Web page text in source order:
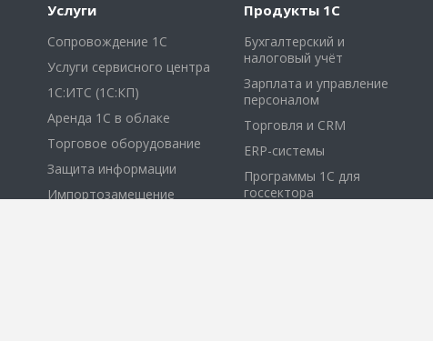
Услуги
Сопровождение 1С
Услуги сервисного центра
1С:ИТС (1С:КП)
Аренда 1С в облаке
Торговое оборудование
Защита информации
Импортозамещение
Продукты 1С
Бухгалтерский и
налоговый учёт
Зарплата и управление
персоналом
Торговля и CRM
ERP-системы
Программы 1С для
госсектора